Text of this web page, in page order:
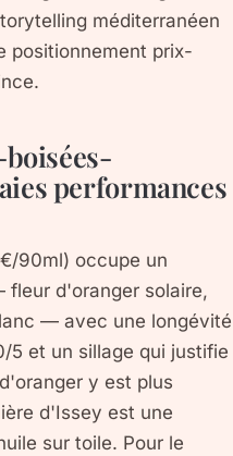
méditerranéen
positionnement prix-
performances
90ml) occupe un
d'oranger solaire,
— avec une longévité
5 et un sillage qui justifie
y est plus
d'Issey est une
sur toile. Pour le